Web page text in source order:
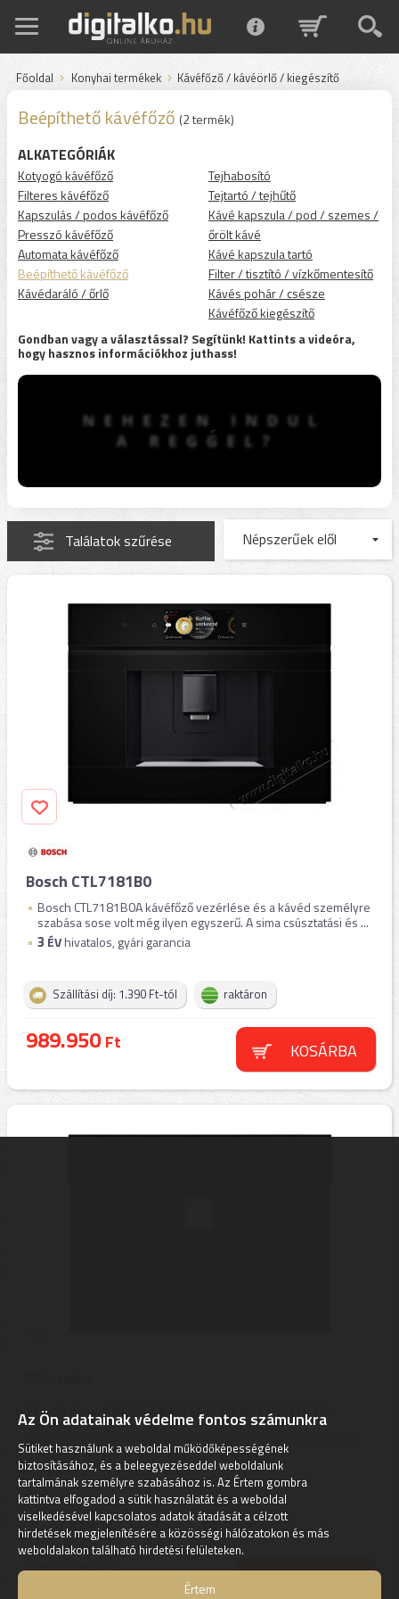
Főoldal Konyhai termékek Kávéfőző / kávéörlő / kiegészítő
Beépíthető kávéfőző (2 termék)
ALKATEGÓRIÁK
Kotyogó kávéfőző
Filteres kávéfőző
Kapszulás / podos kávéfőző
Presszó kávéfőző
Automata kávéfőző
Beépíthető kávéfőző
Kávédaráló / őrlő
Tejhabosító
Tejtartó / tejhűtő
Kávé kapszula / pod / szemes /
őrölt kávé
Kávé kapszula tartó
Filter / tisztító / vízkőmentesítő
Kávés pohár / csésze
Kávéfőző kiegészítő
Gondban vagy a választással? Segítünk! Kattints a videóra,
hogy hasznos információkhoz juthass!
Találatok szűrése
Bosch CTL7181B0
Bosch CTL7181B0A kávéfőző vezérlése és a kávéd személyre
szabása sose volt még ilyen egyszerű. A sima csúsztatási és ...
3 ÉVhivatalos, gyári garancia
Szállítási díj: 1.390 Ft-tól raktáron
989.950Ft KOSÁRBA
Electrolux KBC85Z KÁVÉFŐZŐ BEÉPÍTHETŐ
Kávédaráló kapacitás: 350 gr | Őrölt kávéval is ...
5ÉVhivatalos, gyári garancia
Szállítási díj: 1.390 Ft-tól raktáron
688.600Ft
Az Ön adatainak védelme fontos számunkra
Sütiket használunk a weboldal működőképességének
biztosításához, és a beleegyezéseddel weboldalunk
tartalmának személyre szabásához is. Az Értem gombra
kattintva elfogadod a sütik használatát és a weboldal
viselkedésével kapcsolatos adatok átadását a célzott
hirdetések megjelenítésére a közösségi hálózatokon és más
weboldalakon található hirdetési felületeken.
Értem